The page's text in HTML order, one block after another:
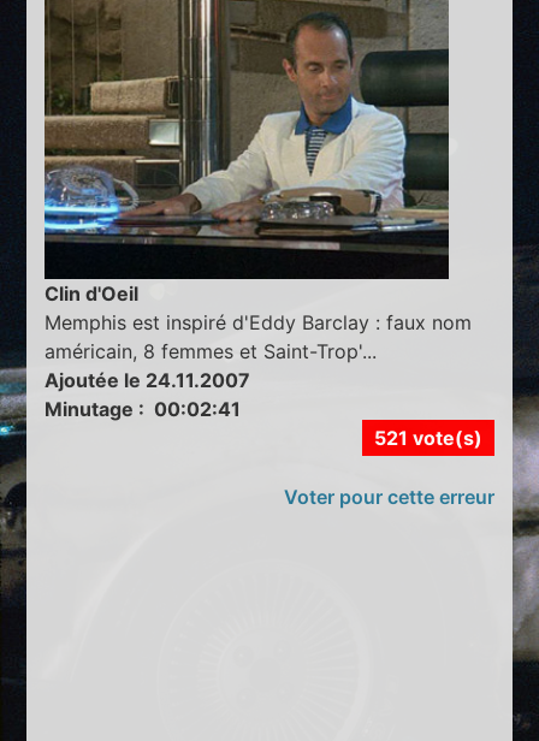
Clin d'Oeil
Memphis est inspiré d'Eddy Barclay : faux nom
américain, 8 femmes et Saint-Trop'...
Ajoutée le 24.11.2007
Minutage : 00:02:41
521 vote(s)
Voter pour cette erreur